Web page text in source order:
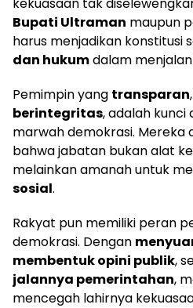
Bupati Ultraman maupun
harus menjadikan konstitusi
dan hukumdalam
Pemimpin yang transparan,
berintegritas, adalah kunci
marwah demokrasi. Mereka
bahwa jabatan bukan alat
melainkan amanah untuk
sosial.
Rakyat pun memiliki peran
demokrasi. Dengan
membentuk opini publik,
jalannya pemerintahan,
mencegah lahirnya